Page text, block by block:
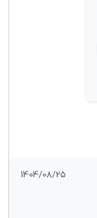
1404/08/25